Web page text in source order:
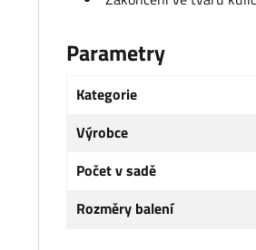
Parametry
Kategorie
Výrobce
Počet v sadě
Rozměry balení